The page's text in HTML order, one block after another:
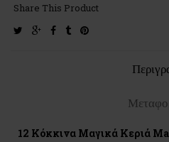
Share This Product
twittergoogle-facebook
tumblrpinterest
12 Κόκκινα Μαγικά Κεριά